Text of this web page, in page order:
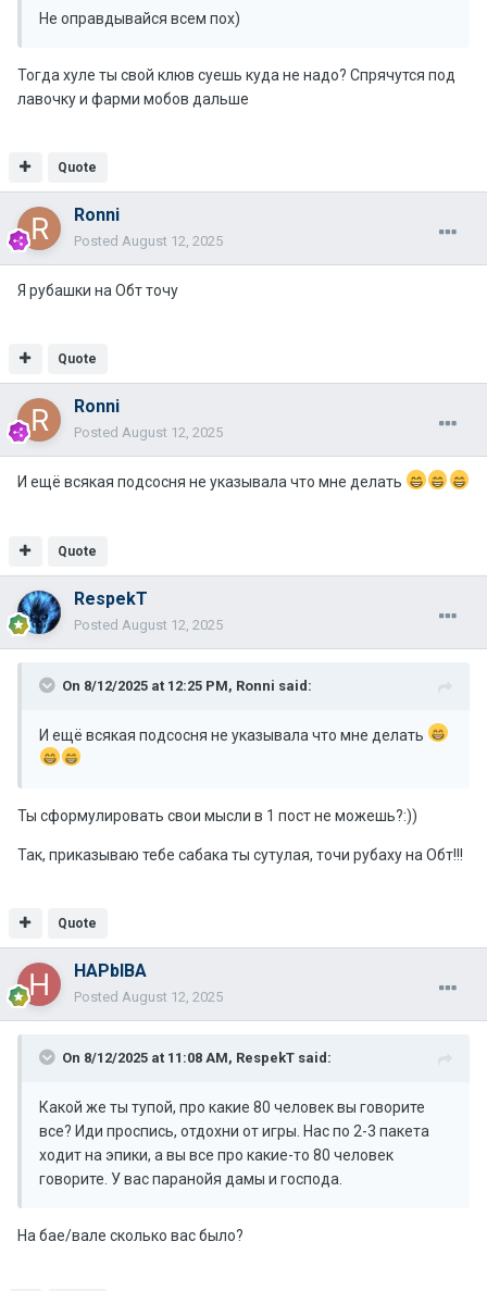
Не оправдывайся всем пох)
Тогда хуле ты свой клюв суешь куда не надо? Спрячутся под
лавочку и фарми мобов дальше
Quote
Ronni
Posted August 12, 2025
Я рубашки на Обт точу
Quote
Ronni
Posted August 12, 2025
И ещё всякая подсосня не указывала что мне делать
Quote
RespekT
Posted August 12, 2025
On 8/12/2025 at 12:25 PM, Ronni said:
И ещё всякая подсосня не указывала что мне делать
Ты сформулировать свои мысли в 1 пост не можешь?:))
Так, приказываю тебе сабака ты сутулая, точи рубаху на Обт!!!
Quote
HAPbIBA
Posted August 12, 2025
On 8/12/2025 at 11:08 AM, RespekT said:
Какой же ты тупой, про какие 80 человек вы говорите
все? Иди проспись, отдохни от игры. Нас по 2-3 пакета
ходит на эпики, а вы все про какие-то 80 человек
говорите. У вас паранойя дамы и господа.
На бае/вале сколько вас было?